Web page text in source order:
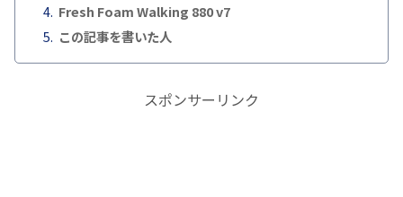
Fresh Foam Walking 880 v7
この記事を書いた人
スポンサーリンク